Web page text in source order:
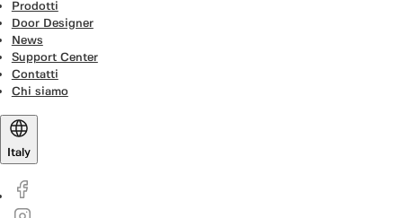
Prodotti
Door Designer
News
Support Center
Contatti
Chi siamo
Italy